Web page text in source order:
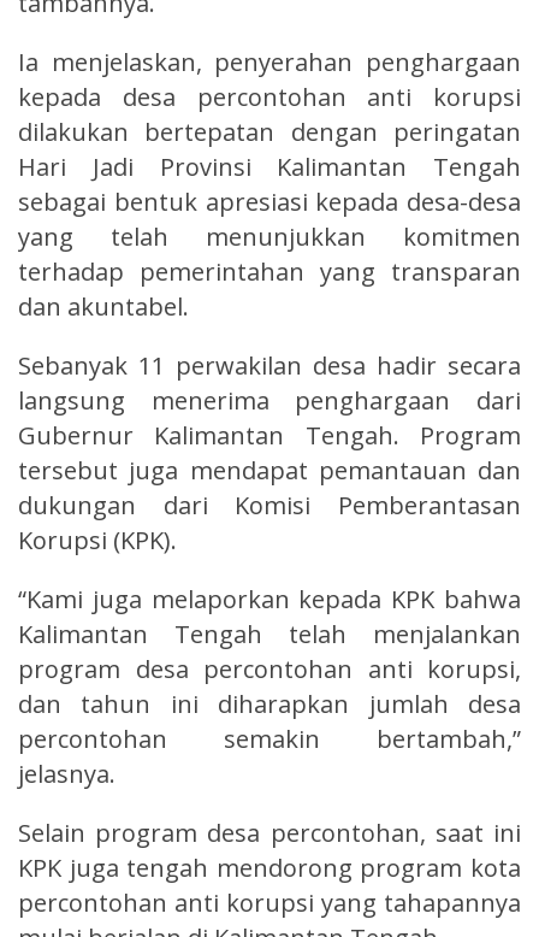
Ia menjelaskan, penyerahan penghargaan
kepada desa percontohan anti korupsi
dilakukan bertepatan dengan peringatan
Hari Jadi Provinsi Kalimantan Tengah
sebagai bentuk apresiasi kepada desa-desa
yang telah menunjukkan komitmen
terhadap pemerintahan yang transparan
dan akuntabel.
Sebanyak 11 perwakilan desa hadir secara
langsung menerima penghargaan dari
Gubernur Kalimantan Tengah. Program
tersebut juga mendapat pemantauan dan
dukungan dari Komisi Pemberantasan
Korupsi (KPK).
“Kami juga melaporkan kepada KPK bahwa
Kalimantan Tengah telah menjalankan
program desa percontohan anti korupsi,
dan tahun ini diharapkan jumlah desa
percontohan semakin bertambah,”
jelasnya.
Selain program desa percontohan, saat ini
KPK juga tengah mendorong program kota
percontohan anti korupsi yang tahapannya